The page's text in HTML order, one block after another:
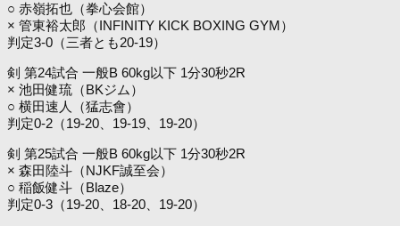
○ 赤嶺拓也（拳心会館）
× 管東裕太郎（INFINITY KICK BOXING GYM）
判定3-0（三者とも20-19）
剣 第24試合 一般B 60kg以下 1分30秒2R
× 池田健琉（BKジム）
○ 横田速人（猛志會）
判定0-2（19-20、19-19、19-20）
剣 第25試合 一般B 60kg以下 1分30秒2R
× 森田陸斗（NJKF誠至会）
○ 稲飯健斗（Blaze）
判定0-3（19-20、18-20、19-20）